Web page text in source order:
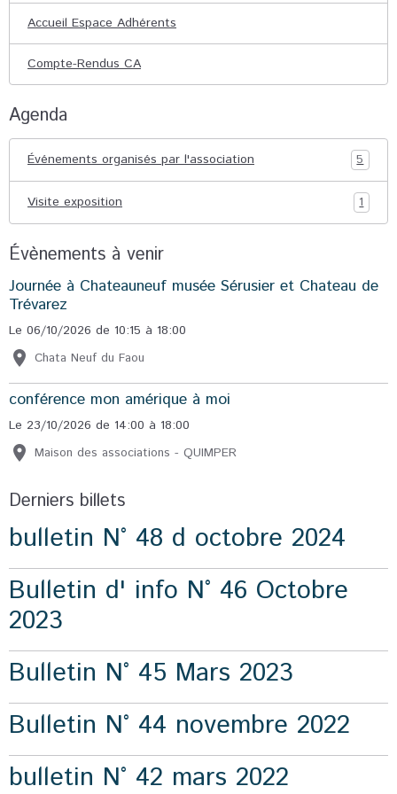
Accueil Espace Adhérents
Compte-Rendus CA
Agenda
Événements organisés par l'association 5
Visite exposition 1
Évènements à venir
Journée à Chateauneuf musée Sérusier et Chateau de
Trévarez
Le 06/10/2026 de 10:15 à 18:00
Chata Neuf du Faou
conférence mon amérique à moi
Le 23/10/2026 de 14:00 à 18:00
Maison des associations - QUIMPER
Derniers billets
bulletin N° 48 d octobre 2024
Bulletin d' info N° 46 Octobre
2023
Bulletin N° 45 Mars 2023
Bulletin N° 44 novembre 2022
bulletin N° 42 mars 2022